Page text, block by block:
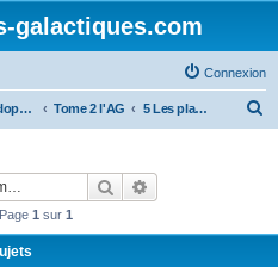
galactiques.com
Connexion
Encyclopédie (V8) Tome 2 l'AG 5 Les planètes de l'AG
Rechercher
1 sur 1